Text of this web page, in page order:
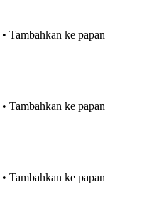
• Tambahkan ke papan
• Tambahkan ke papan
• Tambahkan ke papan